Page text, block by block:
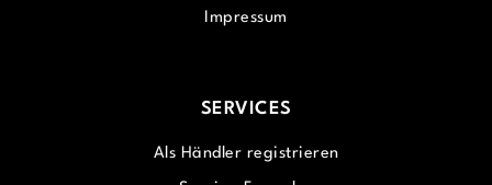
Impressum
SERVICES
Als Händler registrieren